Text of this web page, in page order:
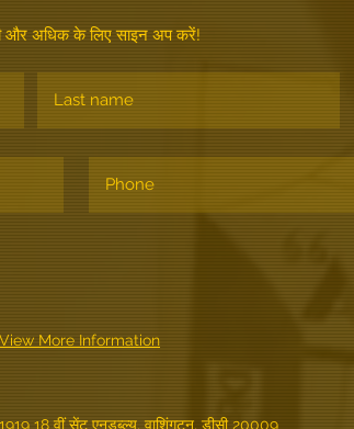
और अधिक के लिए साइन अप करें!
View More Information
1919 18 वीं सेंट एनडब्ल्यू, वाशिंगटन, डीसी 20009